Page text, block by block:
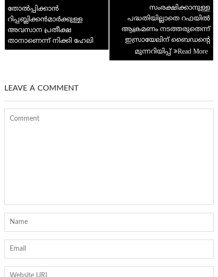
p
navigation
തോൽപ്പിക്കാൻ
റിപ്പബ്ലിക്കൻമാർക്കുള്ള
അവസാന പ്രതീക്ഷ
താനാണെന്ന് നിക്കി ഹേലി
സംരക്ഷിക്കാനുള്ള
പദ്ധതിയില്ലാതെ റഫയിൽ
ആക്രമണം നടത്തരുതെന്ന്
ഇസ്രായേലിന് ബൈഡന്റെ
മുന്നറിയിപ്പ്
LEAVE A COMMENT